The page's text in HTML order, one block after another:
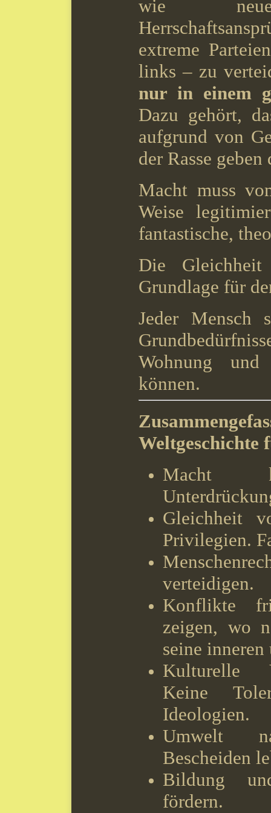
wie neue
extreme
links – zu
nur in einem
Dazu gehört,
aufgrund von
der Rasse geben
Macht muss
Weise
fantastische,
Die
Grundlage für
Jeder Mensch
Wohnung
können.
Weltgeschichte
Macht
Gleichheit
Privilegien.
verteidigen.
Konflikte
zeigen, wo
seine inneren
Kulturelle
Keine
Ideologien.
Umwelt
Bescheiden
Bildung
fördern.